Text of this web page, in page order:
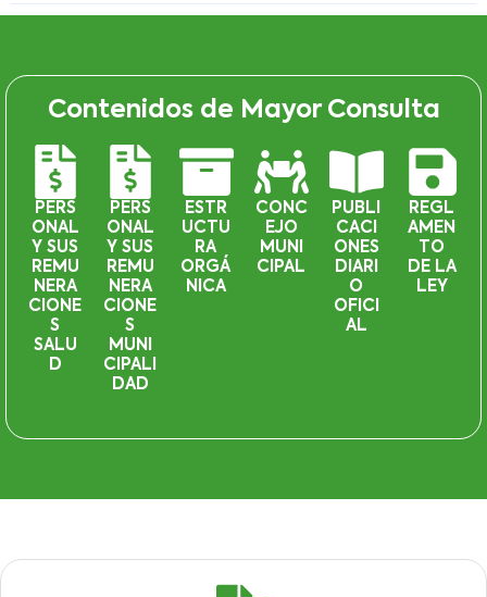
Contenidos de Mayor Consulta
PERS
ONAL
Y SUS
REMU
NERA
CIONE
S
SALU
D
PERS
ONAL
Y SUS
REMU
NERA
CIONE
S
MUNI
CIPALI
DAD
ESTR
UCTU
RA
ORGÁ
NICA
CONC
EJO
MUNI
CIPAL
PUBLI
CACI
ONES
DIARI
O
OFICI
AL
REGL
AMEN
TO
DE LA
LEY